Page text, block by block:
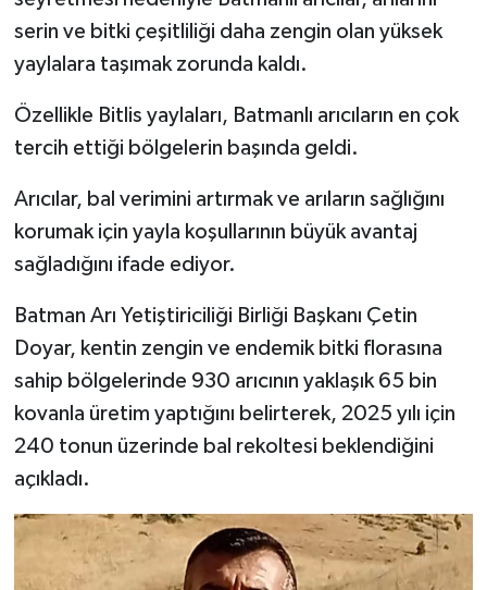
serin ve bitki çeşitliliği daha zengin olan yüksek
yaylalara taşımak zorunda kaldı.
Özellikle Bitlis yaylaları, Batmanlı arıcıların en çok
tercih ettiği bölgelerin başında geldi.
Arıcılar, bal verimini artırmak ve arıların sağlığını
korumak için yayla koşullarının büyük avantaj
sağladığını ifade ediyor.
Batman Arı Yetiştiriciliği Birliği Başkanı Çetin
Doyar, kentin zengin ve endemik bitki florasına
sahip bölgelerinde 930 arıcının yaklaşık 65 bin
kovanla üretim yaptığını belirterek, 2025 yılı için
240 tonun üzerinde bal rekoltesi beklendiğini
açıkladı.
Spor
Yaşam